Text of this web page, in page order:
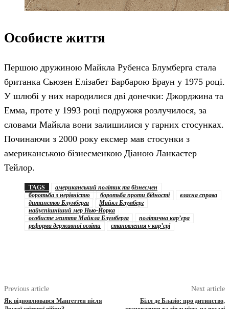
Особисте життя
Першою дружиною Майкла Рубенса Блумберга стала
британка Сьюзен Елізабет Барбарою Браун у 1975 році.
У шлюбі у них народилися дві донечки: Джорджина та
Емма, проте у 1993 році подружжя розлучилося, за
словами Майкла вони залишилися у гарних стосунках.
Починаючи з 2000 року ексмер мав стосунки з
американською бізнесменкою Діаною Ланкастер
Тейлор.
TAGS
американський політик та бізнесмен
боротьба з нерівністю
боротьба проти бідності
власна справа
дитинство Блумберга
Майкл Блумберг
найуспішніший мер Нью-Йорка
особисте життя Майкла Блумберга
політична кар’єра
реформа державної освіти
становлення у кар’єрі
Previous article
Як відновлювався Мангеттен після
Next article
Білл де Блазіо: про дитинство,